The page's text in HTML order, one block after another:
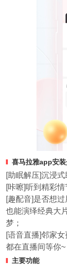
喜马拉雅app安
[助眠解压]沉浸
[咔嚓]听到精彩
[趣配音]是否想
也能演绎经典大
梦；
[语音直播]邻家
都在直播间等你~
主要功能